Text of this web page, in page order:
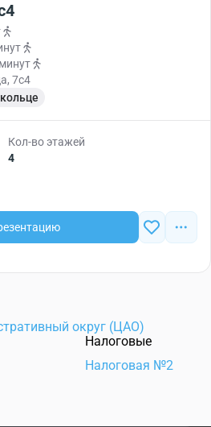
7с4
Кол-во этажей
4
округ (ЦАО)
Налоговые
Налоговая №2